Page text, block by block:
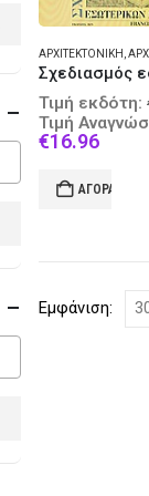
ΑΡΧΙΤΕΚΤΟΝΙΚΉ
Τιμή εκδότη:
Τιμή
€16.96
is:
ΑΓΟΡΆ
Εμφάνιση: